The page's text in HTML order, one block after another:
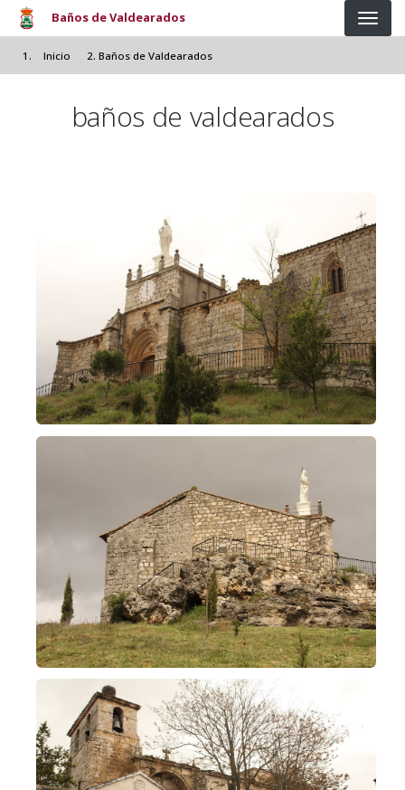
Pasar al contenido principal
Baños de Valdearados
Inicio Baños de Valdearados
baños de valdearados